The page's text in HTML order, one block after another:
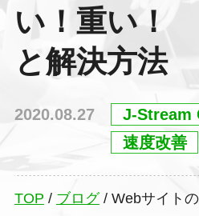
い！重い！
と解決方法
2020.08.27
J-Stream
速度改善
TOP / ブログ/ Webサイト